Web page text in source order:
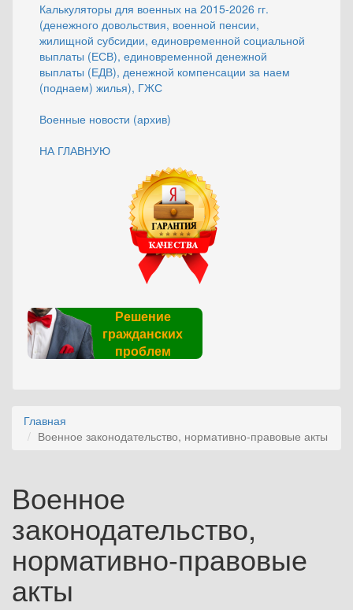
Калькуляторы для военных на 2015-2026 гг.
(денежного довольствия, военной пенсии,
жилищной субсидии, единовременной социальной
выплаты (ЕСВ), единовременной денежной
выплаты (ЕДВ), денежной компенсации за наем
(поднаем) жилья), ГЖС
Военные новости (архив)
НА ГЛАВНУЮ
Решение
гражданских
проблем
Главная
Военное законодательство, нормативно-правовые акты
Военное
законодательство,
нормативно-правовые
акты